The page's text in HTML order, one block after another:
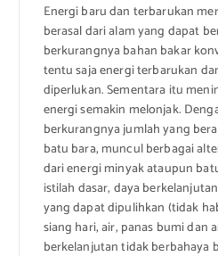
Energi baru dan terbarukan
berasal dari alam yang dapat
berkurangnya bahan bakar
tentu saja energi terbarukan
diperlukan. Sementara itu
energi semakin melonjak.
berkurangnya jumlah yang
batu bara, muncul berbagai
dari energi minyak ataupun
istilah dasar, daya
yang dapat dipulihkan (tidak
siang hari, air, panas bumi dan
berkelanjutan tidak berbahaya